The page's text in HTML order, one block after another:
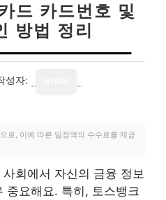
드 카드번호 및
방법 정리
성자:
로, 이에 따른 일정액의 수수료를 제공
회에서 자신의 금융 정보
중요해요. 특히, 토스뱅크